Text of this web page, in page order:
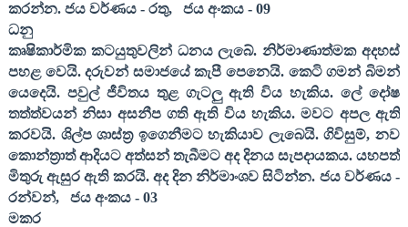
කරන්න. ජය වර්ණය - රතු, ජය අංකය - 09
ධනු
කෘෂිකාර්මික කටයුතුවලින් ධනය ලැබේ. නිර්මාණාත්මක අදහස්
පහළ වෙයි. දරුවන් සමාජයේ කැපී පෙනෙයි. කෙටි ගමන් බිමන්
යෙදෙයි. පවුල් ජීවිතය තුළ ගැටලු ඇති විය හැකිය. ලේ දෝෂ
තත්ත්වයන් නිසා අසනීප ගති ඇති විය හැකිය. මවට අපල ඇති
කරවයි. ශිල්ප ශාස්ත්‍ර ඉගෙනීමට හැකියාව ලැබෙයි. ගිවිසුම්,නව
කොන්ත්‍රාත් ආදියට අත්සන් තැබීමට අද දිනය සැපදායකය. යහපත්
මිතුරු ඇසුර ඇති කරයි. අද දින නිර්මාංශව සිටින්න. ජය වර්ණය -
රන්වන්, ජය අංකය -03
මකර